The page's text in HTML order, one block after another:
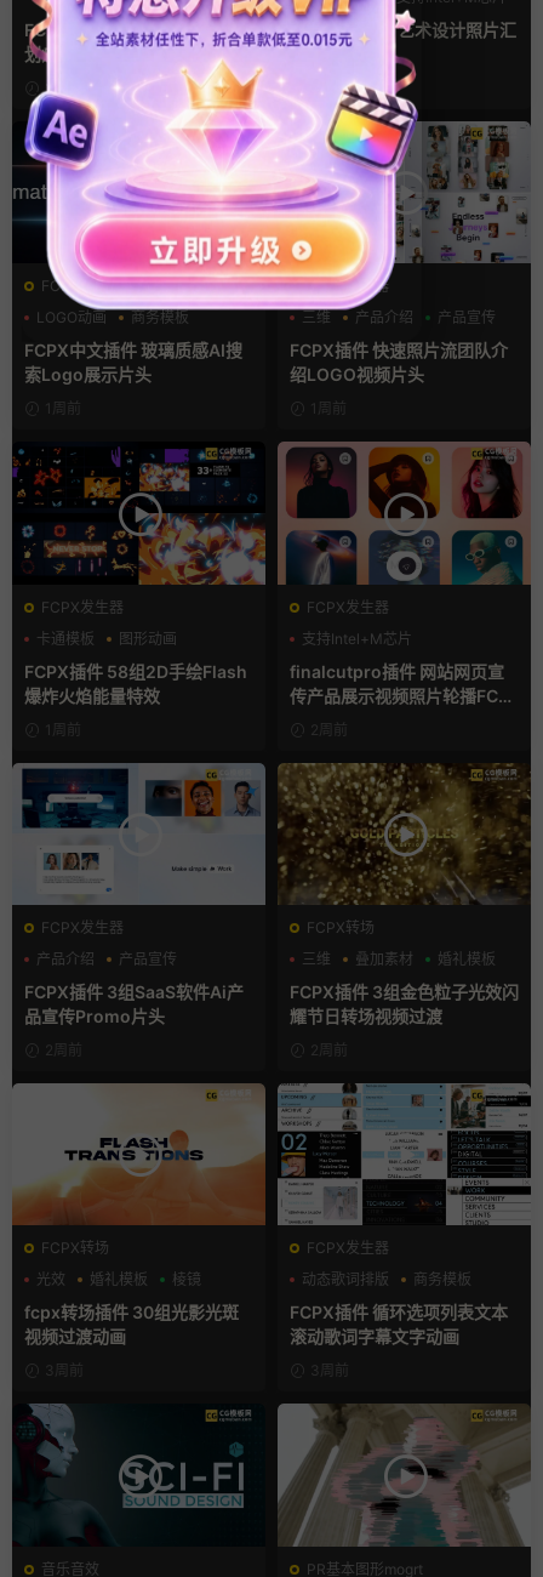
支持Intel+M芯片
FCPX转场插件 15组光效胶片
划痕复古视频过渡
22小时前
汇聚
fcpx片头插件 艺术设计照片汇
聚LOGO动画
5天前
FCPX发生器
LOGO动画
商务模板
支持Intel+M芯片
FCPX中文插件 玻璃质感AI搜
索Logo展示片头
1周前
FCPX发生器
三维
产品介绍 产品宣传
FCPX插件 快速照片流团队介
绍LOGO视频片头
1周前
FCPX发生器
卡通模板
图形动画
手绘风
FCPX插件 58组2D手绘Flash
爆炸火焰能量特效
1周前
FCPX发生器
支持Intel+M芯片
finalcutpro插件 网站网页宣
传产品展示视频照片轮播FCP
X插件2周前
FCPX发生器
产品介绍
产品宣传
产品展示
FCPX插件 3组SaaS软件Ai产
品宣传Promo片头
2周前
FCPX转场
三维
叠加素材 婚礼模板
FCPX插件 3组金色粒子光效闪
耀节日转场视频过渡
2周前
FCPX转场
光效
婚礼模板 棱镜
fcpx转场插件 30组光影光斑
视频过渡动画
3周前
FCPX发生器
动态歌词排版
商务模板
字幕模板
FCPX插件 循环选项列表文本
滚动歌词字幕文字动画
3周前
音乐音效
PR基本图形mogrt